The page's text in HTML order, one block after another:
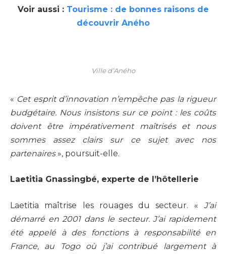
Voir aussi :Tourisme : de bonnes raisons de
découvrir Aného
Ville d’Aného
« Cet esprit d’innovation n’empêche pas la rigueur
budgétaire. Nous insistons sur ce point : les coûts
doivent être impérativement maîtrisés et nous
sommes assez clairs sur ce sujet avec nos
partenaires», poursuit-elle.
Laetitia Gnassingbé, experte de l’hôtellerie
Laetitia maîtrise les rouages du secteur. « J’ai
démarré en 2001 dans le secteur. J’ai rapidement
été appelé à des fonctions à responsabilité en
France, au Togo où j’ai contribué largement à